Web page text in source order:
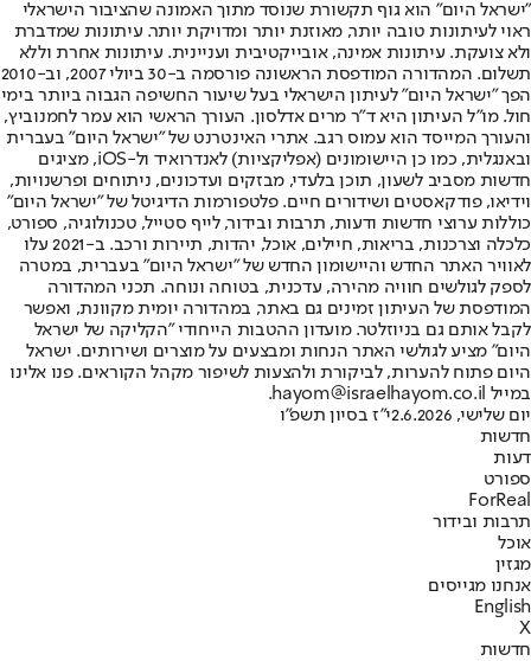
"ישראל היום" הוא גוף תקשורת שנוסד מתוך האמונה שהציבור הישראלי
ראוי לעיתונות טובה יותר, מאוזנת יותר ומדויקת יותר. עיתונות שמדברת
ולא צועקת. עיתונות אמינה, אובייקטיבית ועניינית. עיתונות אחרת וללא
תשלום. המהדורה המודפסת הראשונה פורסמה ב-30 ביולי 2007, וב-2010
הפך "ישראל היום" לעיתון הישראלי בעל שיעור החשיפה הגבוה ביותר בימי
חול. מו"ל העיתון היא ד"ר מרים אדלסון. העורך הראשי הוא עמר לחמנוביץ,
והעורך המייסד הוא עמוס רגב. אתרי האינטרנט של "ישראל היום" בעברית
ובאנגלית, כמו כן היישומונים (אפליקציות) לאנדרואיד ול-iOS, מציגים
חדשות מסביב לשעון, תוכן בלעדי, מבזקים ועדכונים, ניתוחים ופרשנויות,
וידיאו, פודקאסטים ושידורים חיים. פלטפורמות הדיגיטל של "ישראל היום"
כוללות ערוצי חדשות ודעות, תרבות ובידור, לייף סטייל, טכנולוגיה, ספורט,
כלכלה וצרכנות, בריאות, חיילים, אוכל, יהדות, תיירות ורכב. ב-2021 עלו
לאוויר האתר החדש והיישומון החדש של "ישראל היום" בעברית, במטרה
לספק לגולשים חוויה מהירה, עדכנית, בטוחה ונוחה. תכני המהדורה
המודפסת של העיתון זמינים גם באתר, במהדורה יומית מקוונת, ואפשר
לקבל אותם גם בניוזלטר. מועדון ההטבות הייחודי "הקליקה של ישראל
היום" מציע לגולשי האתר הנחות ומבצעים על מוצרים ושירותים. ישראל
היום פתוח להערות, לביקורת ולהצעות לשיפור מקהל הקוראים. פנו אלינו
במייל hayom@israelhayom.co.il.
יום שלישי, 2.6.2026
י"ז בסיון תשפ"ו
חדשות
דעות
ספורט
ForReal
תרבות ובידור
אוכל
מגזין
אנחנו מגייסים
English
X
חדשות